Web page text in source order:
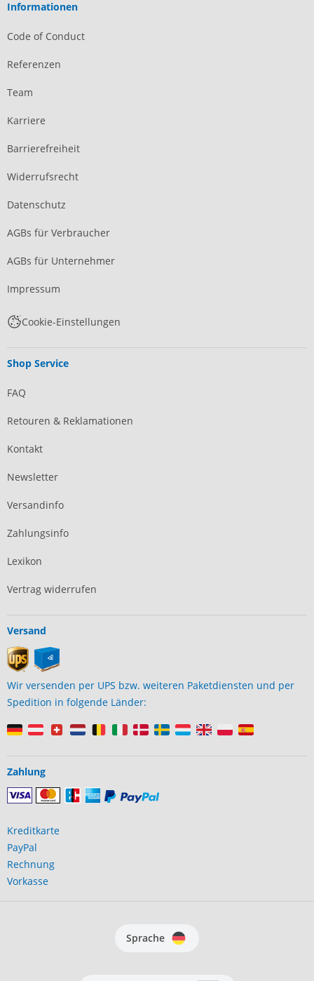
Informationen
Code of Conduct
Referenzen
Team
Karriere
Barrierefreiheit
Widerrufsrecht
Datenschutz
AGBs für Verbraucher
AGBs für Unternehmer
Impressum
Cookie-Einstellungen
Shop Service
FAQ
Retouren & Reklamationen
Kontakt
Newsletter
Versandinfo
Zahlungsinfo
Lexikon
Vertrag widerrufen
Versand
Wir versenden per UPS bzw. weiteren Paketdiensten und per
Spedition in folgende Länder:
Zahlung
Kreditkarte
PayPal
Rechnung
Vorkasse
Sprache